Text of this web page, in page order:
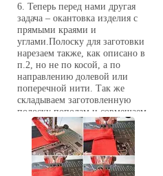
приметываем. Я заметала
прямо в шов, но можно
заметывать и прямо по верху
бейки. В принципе, я давно
уже не наметываю, а показала
так для тех, кто будет делать
окантовку таким способом
впервые. После первого –
второго раза вы приловчитесь
подгибать окантовку прямо в
процессе строчки.г. Так
выглядит на этом этапе
окантовка с изнанки.
6. Теперь перед нами другая
задача – окантовка изделия с
прямыми краями и
углами.Полоску для заготовки
нарезаем также, как описано в
п.2, но не по косой, а по
направлению долевой или
поперечной нити. Так же
складываем заготовленную
полоску пополам и совмещаем
открытые края с краями
изделия.Думаю, что после
освоения способа окантовки
двойной косой бейкой, у вас
не возникнет трудности